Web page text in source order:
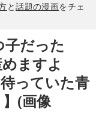
と話題の漫画をチェ
子だった
ますよ
っていた青
(画像